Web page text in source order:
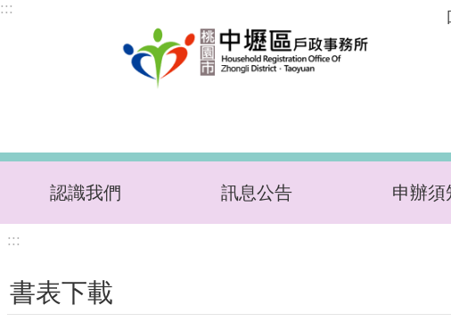
跳到主要內容區塊
:::
認識我們 訊息公告 申辦須
:::
書表下載